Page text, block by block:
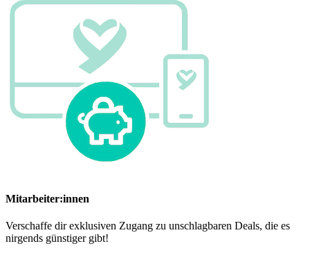
Mitarbeiter:innen
Verschaffe dir exklusiven Zugang zu unschlagbaren Deals, die es
nirgends günstiger gibt!